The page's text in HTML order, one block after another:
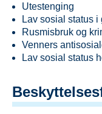
Utestenging
Lav sosial status
Rusmisbruk og
Venners
Lav sosial status